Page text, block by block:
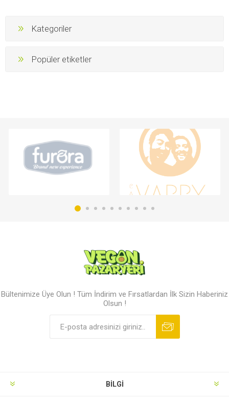
Kategoriler
Popüler etiketler
Bültenimize Üye Olun ! Tüm İndirim ve Fırsatlardan İlk Sizin Haberiniz
Olsun !
BILGI